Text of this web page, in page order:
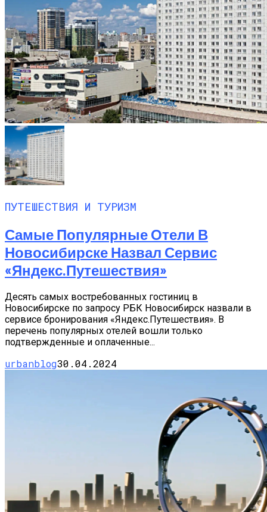
ПУТЕШЕСТВИЯ И ТУРИЗМ
Самые Популярные Отели В
Новосибирске Назвал Сервис
«Яндекс.Путешествия»
Десять самых востребованных гостиниц в
Новосибирске по запросу РБК Новосибирск назвали в
сервисе бронирования «Яндекс.Путешествия». В
перечень популярных отелей вошли только
подтвержденные и оплаченные...
urbanblog30.04.2024